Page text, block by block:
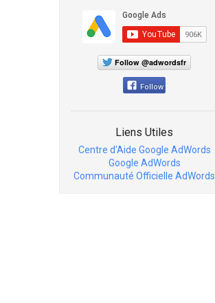
Follow @adwordsfr
Follow
Liens Utiles
Centre d'Aide Google AdWords
Google AdWords
Communauté Officielle AdWords